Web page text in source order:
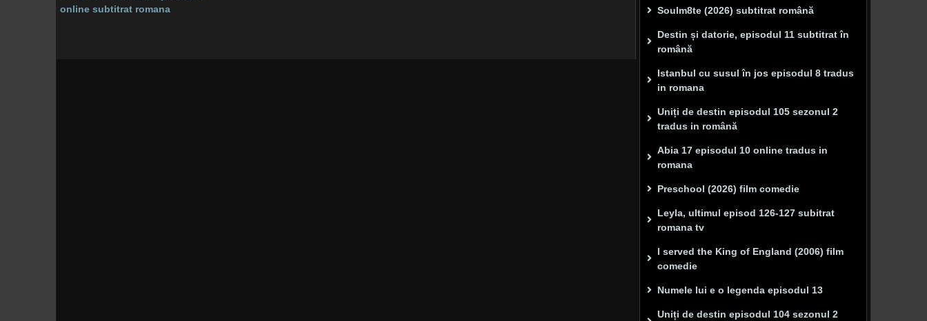
online subtitrat romana
Soulm8te (2026) subtitrat română
Destin și datorie, episodul 11 subtitrat în
română
Istanbul cu susul în jos episodul 8 tradus
in romana
Uniți de destin episodul 105 sezonul 2
tradus in română
Abia 17 episodul 10 online tradus in
romana
Preschool (2026) film comedie
Leyla, ultimul episod 126-127 subitrat
romana tv
I served the King of England (2006) film
comedie
Numele lui e o legenda episodul 13
Uniți de destin episodul 104 sezonul 2